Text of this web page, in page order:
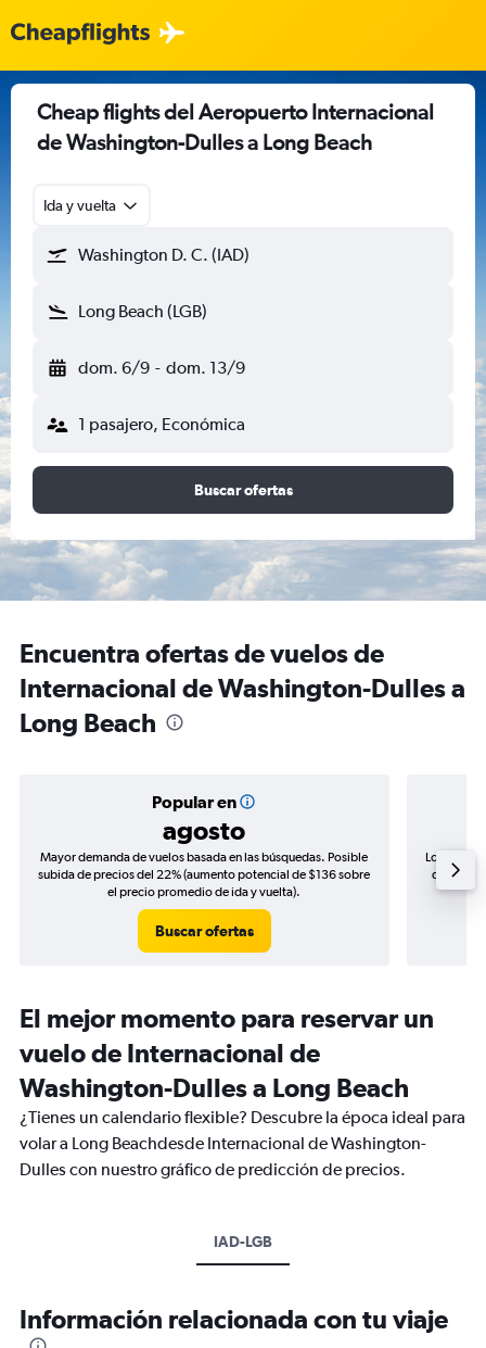
Cheap flights del Aeropuerto Internacional
de Washington-Dulles a Long Beach
Ida y vuelta
Washington D. C. (IAD)
Long Beach (LGB)
dom. 6/9 - dom. 13/9
1 pasajero, Económica
Buscar ofertas
Encuentra ofertas de vuelos de
Internacional de Washington-Dulles a
Long Beach
Popular en
agosto
Mayor demanda de vuelos basada en las búsquedas. Posible
subida de precios del 22% (aumento potencial de $136 sobre
el precio promedio de ida y vuelta).
Buscar ofertas
Los
de
El mejor momento para reservar un
vuelo de Internacional de
Washington-Dulles a Long Beach
¿Tienes un calendario flexible? Descubre la época ideal para
volar a Long Beachdesde Internacional de Washington-
Dulles con nuestro gráfico de predicción de precios.
IAD-LGB
Información relacionada con tu viaje